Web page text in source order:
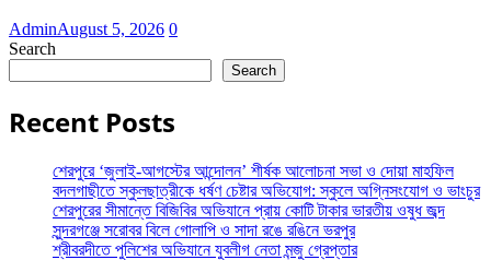
AdminAugust 5, 2026 0
Search
Search
Recent Posts
শেরপুরে ‘জুলাই-আগস্টের আন্দোলন’ শীর্ষক আলোচনা সভা ও দোয়া মাহফিল
বদলগাছীতে স্কুলছাত্রীকে ধর্ষণ চেষ্টার অভিযোগ: স্কুলে অগ্নিসংযোগ ও ভাংচুর
শেরপুরের সীমান্তে বিজিবির অভিযানে প্রায় কোটি টাকার ভারতীয় ওষুধ জব্দ
সুন্দরগঞ্জে সরোবর বিলে গোলাপি ও সাদা রঙে রঙিনে ভরপুর
শ্রীবরদীতে পুলিশের অভিযানে যুবলীগ নেতা মন্জু গ্রেপ্তার